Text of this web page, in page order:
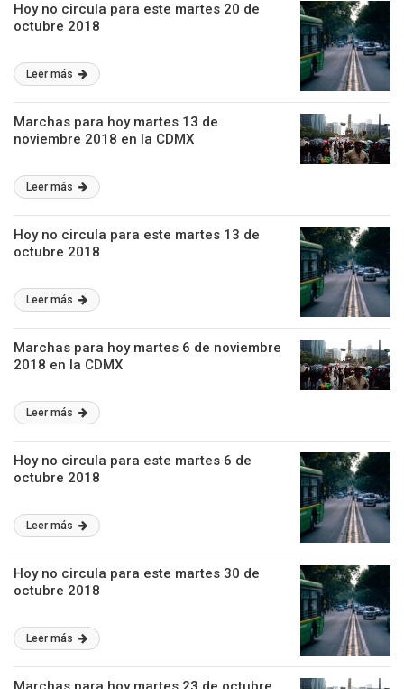
Hoy no circula para este martes 20 de
octubre 2018
Leer más
Marchas para hoy martes 13 de
noviembre 2018 en la CDMX
Leer más
Hoy no circula para este martes 13 de
octubre 2018
Leer más
Marchas para hoy martes 6 de noviembre
2018 en la CDMX
Leer más
Hoy no circula para este martes 6 de
octubre 2018
Leer más
Hoy no circula para este martes 30 de
octubre 2018
Leer más